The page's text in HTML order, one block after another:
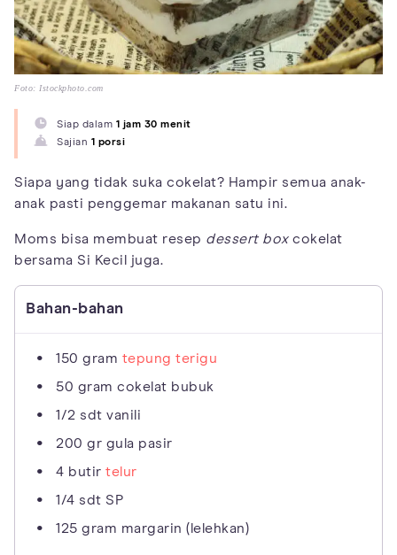
Foto: Istockphoto.com
Siap dalam 1 jam 30 menit
Sajian 1 porsi
Siapa yang tidak suka cokelat? Hampir semua anak-
anak pasti penggemar makanan satu ini.
Moms bisa membuat resep dessert boxcokelat
bersama Si Kecil juga.
Bahan-bahan
150 gram tepung terigu
50 gram cokelat bubuk
1/2 sdt vanili
200 gr gula pasir
4 butir telur
1/4 sdt SP
125 gram margarin (lelehkan)